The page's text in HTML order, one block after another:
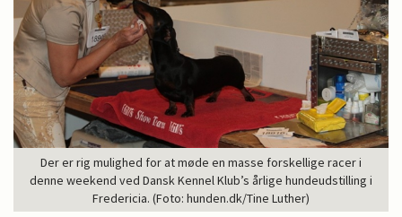
Der er rig mulighed for at møde en masse forskellige racer i
denne weekend ved Dansk Kennel Klub’s årlige hundeudstilling i
Fredericia. (Foto: hunden.dk/Tine Luther)